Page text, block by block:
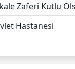
Zaferi Kutlu
Hastanesi